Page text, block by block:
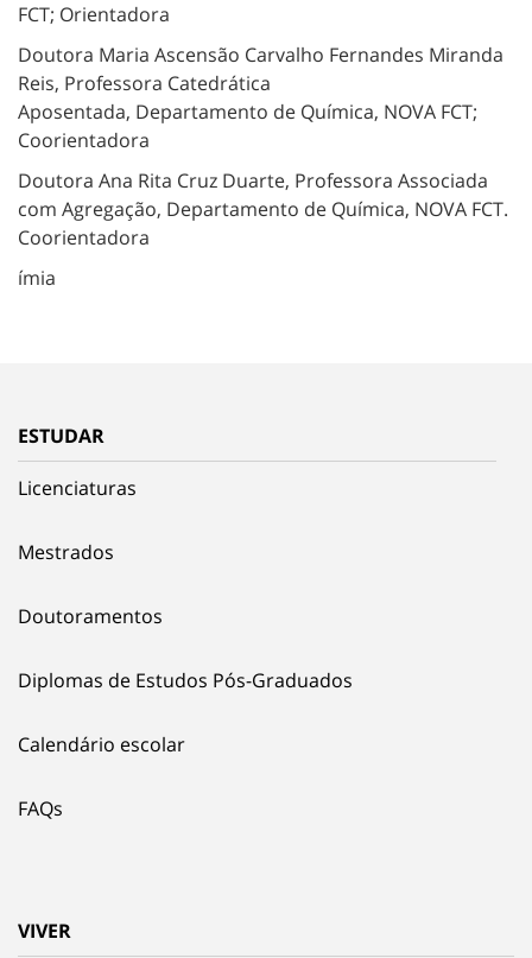
FCT; Orientadora
Doutora Maria Ascensão Carvalho Fernandes Miranda
Reis, Professora Catedrática
Aposentada, Departamento de Química, NOVA FCT;
Coorientadora
Doutora Ana Rita Cruz Duarte, Professora Associada
com Agregação, Departamento de Química, NOVA FCT.
Coorientadora
ímia
ESTUDAR
Licenciaturas
Mestrados
Doutoramentos
Diplomas de Estudos Pós-Graduados
Calendário escolar
FAQs
VIVER